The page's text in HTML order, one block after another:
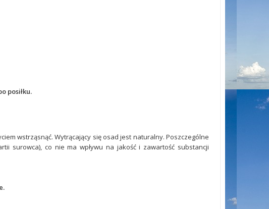
posiłku.
wstrząsnąć. Wytrącający się osad jest naturalny. Poszczególne
surowca), co nie ma wpływu na jakość i zawartość substancji